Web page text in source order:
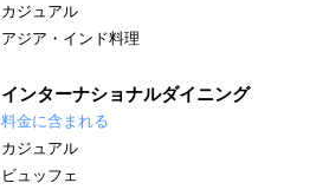
カジュアル
アジア・インド料理
インターナショナルダイニング
料金に含まれる
カジュアル
ビュッフェ